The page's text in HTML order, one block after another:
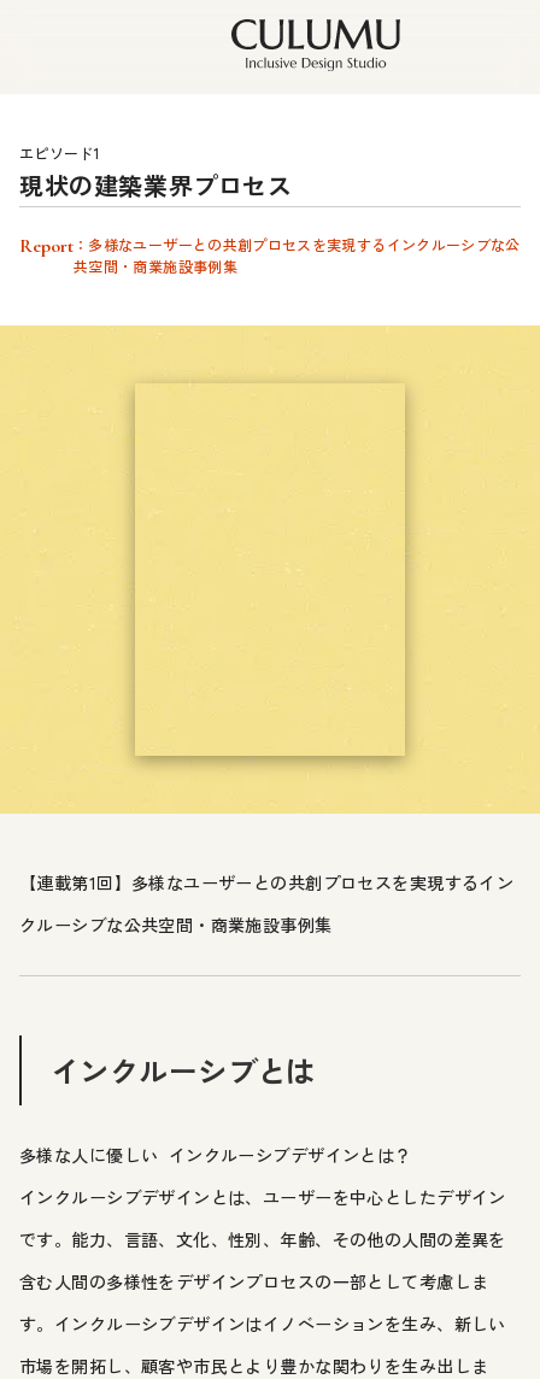
現状の建築業界プロセス
エピソード1
Report ：多様なユーザーとの共創プロセスを実現するインクルーシブな公
共空間・商業施設事例集
【連載第1回】多様なユーザーとの共創プロセスを実現するイン
クルーシブな公共空間・商業施設事例集
インクルーシブとは
多様な人に優しい インクルーシブデザインとは？
インクルーシブデザインとは、ユーザーを中心としたデザイン
です。能力、言語、文化、性別、年齢、その他の人間の差異を
含む人間の多様性をデザインプロセスの一部として考慮しま
す。インクルーシブデザインはイノベーションを生み、新しい
市場を開拓し、顧客や市民とより豊かな関わりを生み出しま